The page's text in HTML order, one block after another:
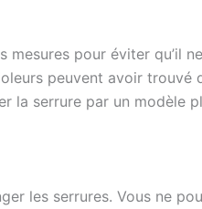
pour éviter qu’il
peuvent avoir trouvé
la serrure par un modèle
les serrures. Vous ne